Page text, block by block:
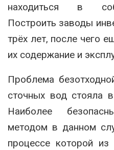
находиться в
Построить заводы
трёх лет, после чего
их содержание и
Проблема
сточных вод стояла
Наиболее
методом в данном
процессе которой